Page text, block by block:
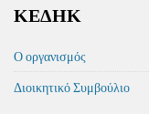
ΚΕΔΗΚ
Ο οργανισμός
Διοικητικό Συμβούλιο